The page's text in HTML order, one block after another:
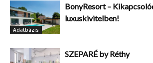
Adatbázis
BonyResort –
luxuskivitelben!
SZEPARÉ by Réthy